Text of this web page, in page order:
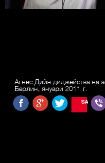
Агнес Дийн диджейства на
Берлин, януари 2011 г.
SAVE